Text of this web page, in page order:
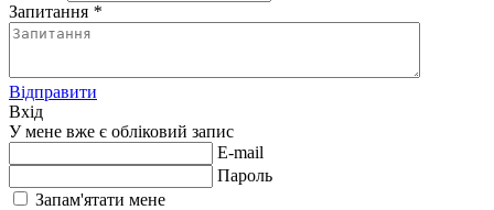
Запитання *
Відправити
Вхід
У мене вже є обліковий запис
E-mail
Пароль
Запам'ятати мене